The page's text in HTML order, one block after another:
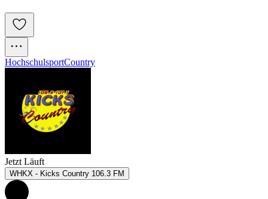
HochschulsportCountry
Jetzt Läuft
WHKX - Kicks Country 106.3 FM